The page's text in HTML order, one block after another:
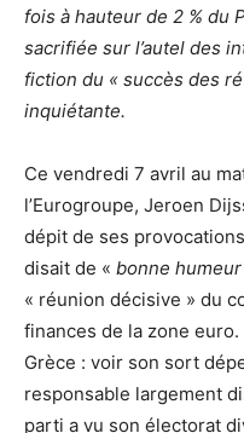
fois à hauteur de 2 % du
sacrifiée sur l’autel des
fiction du « succès des
inquiétante.
Ce vendredi 7 avril au
l’Eurogroupe, Jeroen
dépit de ses
disait de « bonne humeur
« réunion décisive » du
finances de la zone
Grèce : voir son sort
responsable largement
parti a vu son électorat